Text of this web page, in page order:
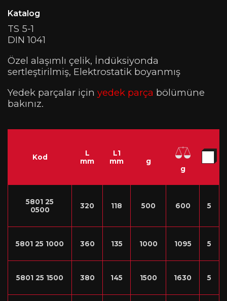
Katalog
TS 5-1
DIN 1041
Özel alaşımlı çelik, İndüksiyonda
sertleştirilmiş, Elektrostatik boyanmış
Yedek parçalar için yedek parça bölümüne
bakınız.
Kod
L
mm
L1
mm
g
g
5801 25
0500
320 118 500 600 5
5801 25 1000 360 135 1000 1095 5
5801 25 1500 380 145 1500 1630 5